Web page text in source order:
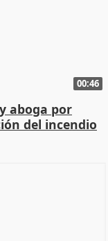
00:46
aboga por
del incendio